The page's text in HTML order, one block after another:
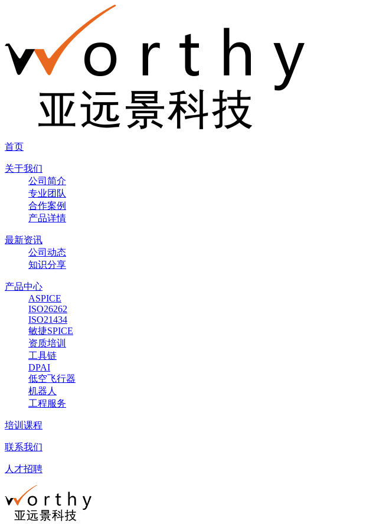
首页
关于我们
公司简介
专业团队
合作案例
产品详情
最新资讯
公司动态
知识分享
产品中心
ASPICE
ISO26262
ISO21434
敏捷SPICE
资质培训
工具链
DPAI
低空飞行器
机器人
工程服务
培训课程
联系我们
人才招聘